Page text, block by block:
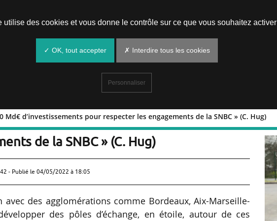
Md€ d’investissements pour respecter les engagements de la SNBC » (C. Hug)
70 Md€ d’investissements pour
de la SNBC » (C. Hug)
- Publié le 04/05/2022 à 18:05
des agglomérations comme Bordeaux, Aix-Marseille-
des pôles d’échange, en étoile, autour de ces
utilise des cookies et vous donne le contrôle sur ce que vous souhaitez activer
✓ OK, tout accepter ✗ Interdire tous les cookies
Personnaliser